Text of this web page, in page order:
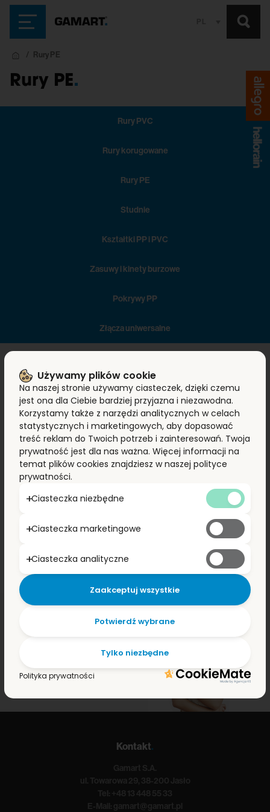
Rury PE
Rury PE.
Rury PVC
Rury korugowane
Rury PE
Studnie
Kształtki PP i PVC
Zasuwy i kinety burzowe
Pokrywy PP
Złącza uniwersalne
Rury kanalizacyjne PE przeznaczone są do budowy sieci kanalizacji
tłocznej. Występuje w PE100 w szeregach SDR26, SDR17, SDR11 w
zakresie średnic od fi 32 mm do fi 800 mm w kolorze czarnym.
MASZ PYTANIA?
Napisz do nas.
Kontakt.
Używamy plików cookie
Na naszej stronie używamy ciasteczek, dzięki czemu
jest ona dla Ciebie bardziej przyjazna i niezawodna.
Korzystamy także z narzędzi analitycznych w celach
statystycznych i marketingowych, aby dopasować
treść reklam do Twoich potrzeb i zainteresowań. Twoja
prywatność jest dla nas ważna. Więcej informacji na
temat plików cookies znajdziesz w naszej polityce
prywatności.
Ciasteczka niezbędne
Ciasteczka marketingowe
Ciasteczka analityczne
Tylko niezbędne
Potwierdź wybrane
Zaakceptuj wszystkie
Polityka prywatności